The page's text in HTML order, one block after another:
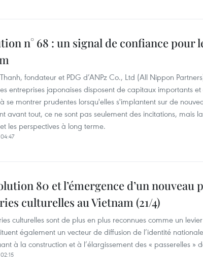
n° 68 : un signal de confiance pour
fondateur et PDG d’ANPz Co., Ltd (All Nippon
entreprises japonaises disposent de capitaux importants
se montrer prudentes lorsqu'elles s'implantent sur de
avant tout, ce ne sont pas seulement des incitations, mais
les perspectives à long terme.
80 et l’émergence d’un nouveau
culturelles au Vietnam (21/4)
culturelles sont de plus en plus reconnues comme un
également un vecteur de diffusion de l’identité
à la construction et à l’élargissement des « passerelles »